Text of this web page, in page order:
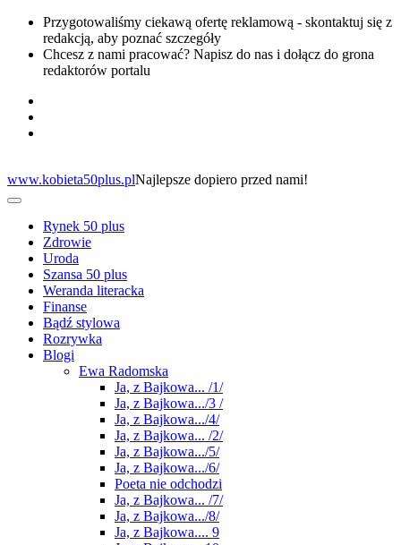
Przygotowaliśmy ciekawą ofertę reklamową - skontaktuj się z
redakcją, aby poznać szczegóły
Chcesz z nami pracować? Napisz do nas i dołącz do grona
redaktorów portalu
www.kobieta50plus.plNajlepsze dopiero przed nami!
Rynek 50 plus
Zdrowie
Uroda
Szansa 50 plus
Weranda literacka
Finanse
Bądź stylowa
Rozrywka
Blogi
Ewa Radomska
Ja, z Bajkowa... /1/
Ja, z Bajkowa.../3 /
Ja, z Bajkowa.../4/
Ja, z Bajkowa... /2/
Ja, z Bajkowa.../5/
Ja, z Bajkowa.../6/
Poeta nie odchodzi
Ja, z Bajkowa... /7/
Ja, z Bajkowa.../8/
Ja, z Bajkowa.... 9